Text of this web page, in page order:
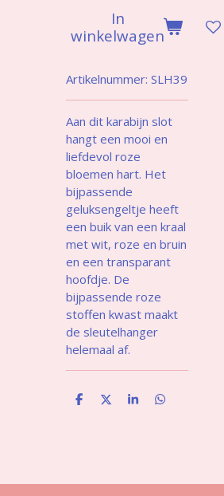
In
winkelwagen
Artikelnummer: SLH39
Aan dit karabijn slot
hangt een mooi en
liefdevol roze
bloemen hart. Het
bijpassende
geluksengeltje heeft
een buik van een kraal
met wit, roze en bruin
en een transparant
hoofdje. De
bijpassende roze
stoffen kwast maakt
de sleutelhanger
helemaal af.
D
D
S
D